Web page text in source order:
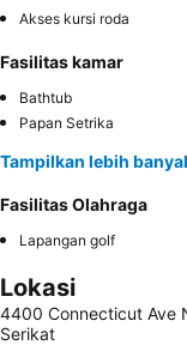
Akses kursi roda
Fasilitas kamar
Bathtub
Papan Setrika
Tampilkan lebih
Fasilitas Olahraga
Lapangan golf
Lokasi
4400 Connecticut Ave
Serikat